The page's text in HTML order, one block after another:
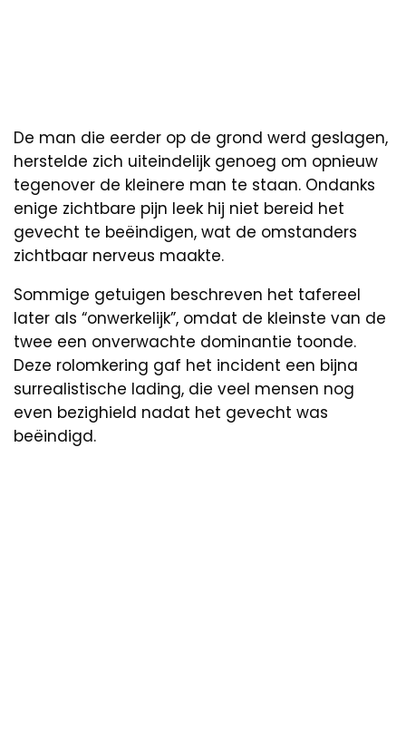
De man die eerder op de grond werd geslagen,
herstelde zich uiteindelijk genoeg om opnieuw
tegenover de kleinere man te staan. Ondanks
enige zichtbare pijn leek hij niet bereid het
gevecht te beëindigen, wat de omstanders
zichtbaar nerveus maakte.
Sommige getuigen beschreven het tafereel
later als “onwerkelijk”, omdat de kleinste van de
twee een onverwachte dominantie toonde.
Deze rolomkering gaf het incident een bijna
surrealistische lading, die veel mensen nog
even bezighield nadat het gevecht was
beëindigd.